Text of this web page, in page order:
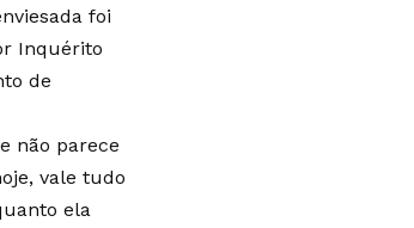
foi
Inquérito
de
não parece
vale tudo
ela